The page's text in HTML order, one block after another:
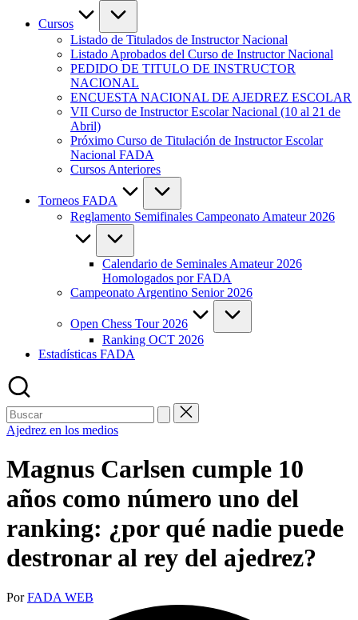
Cursos
Listado de Titulados de Instructor Nacional
Listado Aprobados del Curso de Instructor Nacional
PEDIDO DE TITULO DE INSTRUCTOR
NACIONAL
ENCUESTA NACIONAL DE AJEDREZ ESCOLAR
VII Curso de Instructor Escolar Nacional (10 al 21 de
Abril)
Próximo Curso de Titulación de Instructor Escolar
Nacional FADA
Cursos Anteriores
Torneos FADA
Reglamento Semifinales Campeonato Amateur 2026
Calendario de Seminales Amateur 2026
Homologados por FADA
Campeonato Argentino Senior 2026
Open Chess Tour 2026
Ranking OCT 2026
Estadísticas FADA
Buscar:
Publicada
Ajedrez en los medios
Magnus Carlsen cumple 10
años como número uno del
ranking: ¿por qué nadie puede
destronar al rey del ajedrez?
Publicado
PorFADA WEB